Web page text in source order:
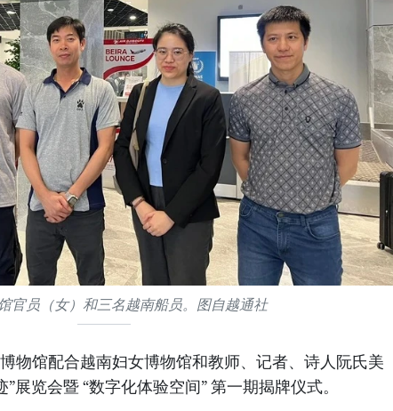
官员（女）和三名越南船员。图自越通社
物馆配合越南妇女博物馆和教师、记者、诗人阮氏美
展览会暨 “数字化体验空间” 第一期揭牌仪式。